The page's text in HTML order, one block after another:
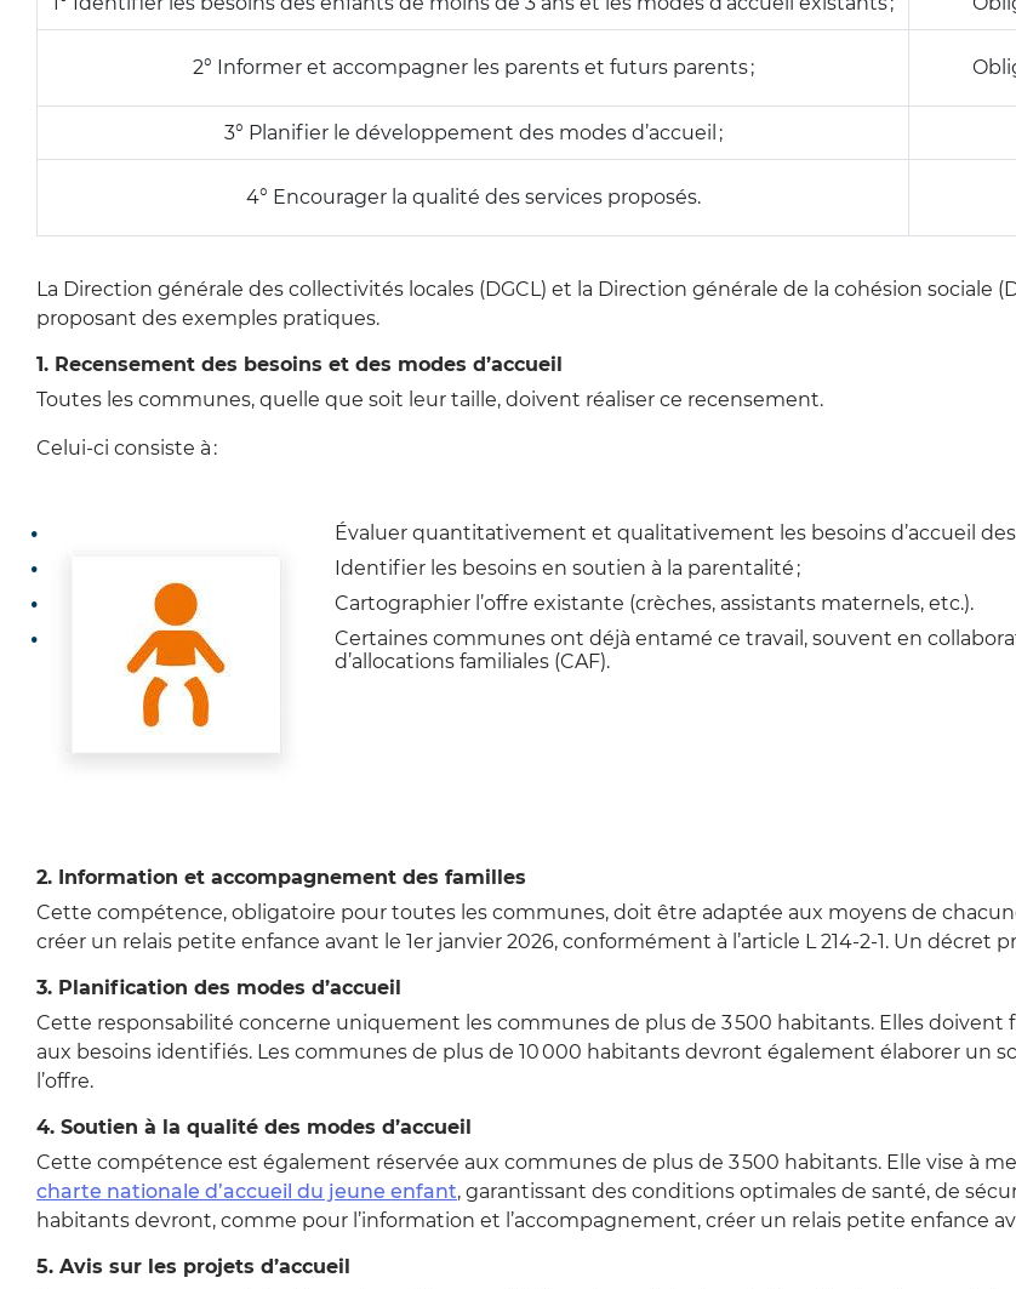
2° Informer et accompagner les parents et futurs parents ;
3° Planifier le développement des modes d’accueil ;
4° Encourager la qualité des services proposés.
La Direction générale des collectivités locales (DGCL) et la Direction générale de la cohésion sociale
proposant des exemples pratiques.
1. Recensement des besoins et des modes d’accueil
Toutes les communes, quelle que soit leur taille, doivent réaliser ce recensement.
Celui-ci consiste à :
Évaluer quantitativement et qualitativement les besoins d’accueil
Identifier les besoins en soutien à la parentalité ;
Cartographier l’offre existante (crèches, assistants maternels, etc.).
Certaines communes ont déjà entamé ce travail, souvent en
d’allocations familiales (CAF).
2. Information et accompagnement des familles
Cette compétence, obligatoire pour toutes les communes, doit être adaptée aux moyens de
créer un relais petite enfance avant le 1er janvier 2026, conformément à l’article L 214-2-1. Un
3. Planification des modes d’accueil
Cette responsabilité concerne uniquement les communes de plus de 3 500 habitants. Elles
aux besoins identifiés. Les communes de plus de 10 000 habitants devront également élaborer
l’offre.
4. Soutien à la qualité des modes d’accueil
Cette compétence est également réservée aux communes de plus de 3 500 habitants. Elle vise à
charte nationale d’accueil du jeune enfant, garantissant des conditions optimales de santé, de
habitants devront, comme pour l’information et l’accompagnement, créer un relais petite enfance
5. Avis sur les projets d’accueil